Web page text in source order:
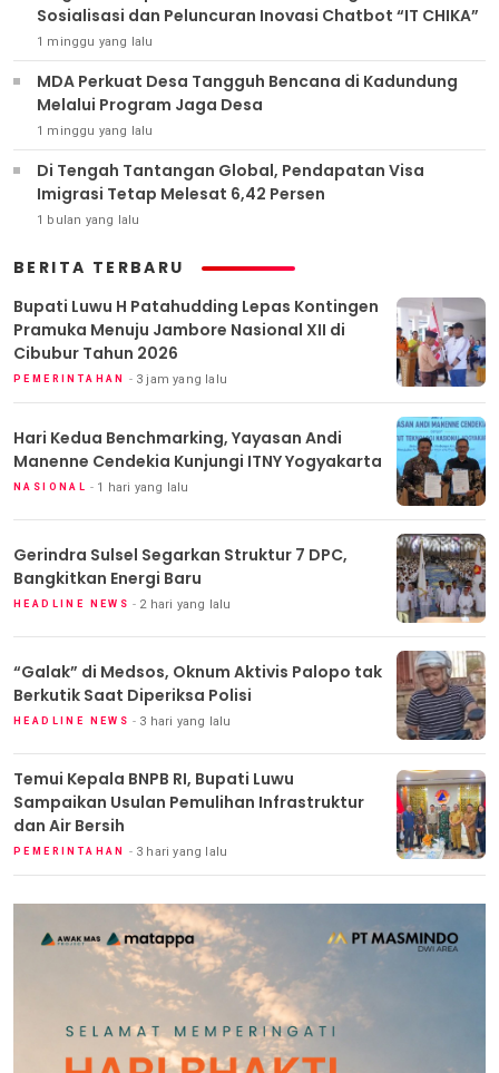
Sosialisasi dan Peluncuran Inovasi Chatbot “IT CHIKA”
1 minggu yang lalu
MDA Perkuat Desa Tangguh Bencana di Kadundung
Melalui Program Jaga Desa
1 minggu yang lalu
Di Tengah Tantangan Global, Pendapatan Visa
Imigrasi Tetap Melesat 6,42 Persen
1 bulan yang lalu
BERITA TERBARU
Bupati Luwu H Patahudding Lepas Kontingen
Pramuka Menuju Jambore Nasional XII di
Cibubur Tahun 2026
PEMERINTAHAN 3 jam yang lalu
Hari Kedua Benchmarking, Yayasan Andi
Manenne Cendekia Kunjungi ITNY Yogyakarta
NASIONAL 1 hari yang lalu
Gerindra Sulsel Segarkan Struktur 7 DPC,
Bangkitkan Energi Baru
HEADLINE NEWS 2 hari yang lalu
“Galak” di Medsos, Oknum Aktivis Palopo tak
Berkutik Saat Diperiksa Polisi
HEADLINE NEWS 3 hari yang lalu
Temui Kepala BNPB RI, Bupati Luwu
Sampaikan Usulan Pemulihan Infrastruktur
dan Air Bersih
PEMERINTAHAN 3 hari yang lalu